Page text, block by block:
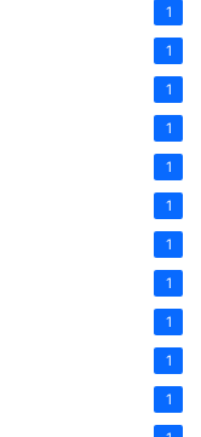
1
1
1
1
1
1
1
1
1
1
1